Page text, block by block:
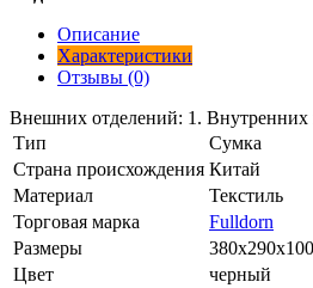
Описание
Характеристики
Отзывы (0)
Внешних отделений: 1. Внутренних
Тип
Сумка
Страна происхождения Китай
Материал
Текстиль
Торговая марка
Fulldorn
Размеры
380x290x100
Цвет
черный